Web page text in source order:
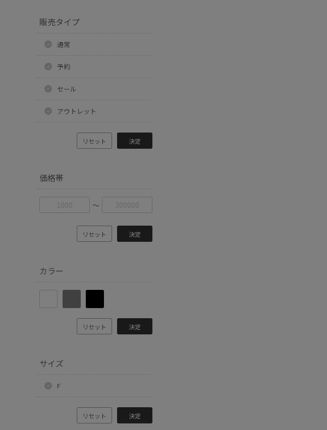
販売タイプ
通常
予約
セール
アウトレット
リセット 決定
価格帯
〜
リセット 決定
カラー
リセット 決定
サイズ
F
リセット 決定